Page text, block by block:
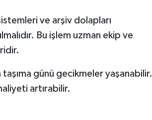
ve arşiv dolapları
Bu işlem uzman ekip ve
taşıma günü gecikmeler yaşanabilir.
artırabilir.